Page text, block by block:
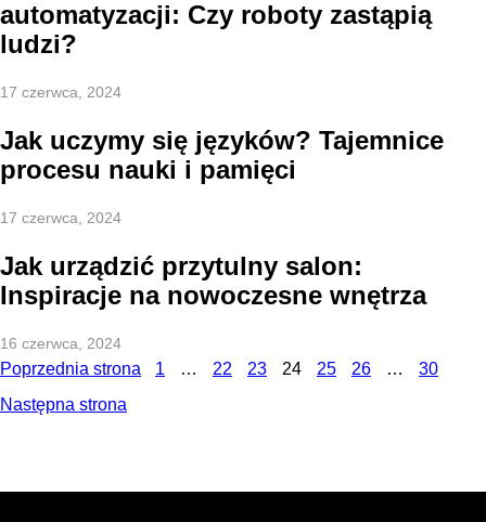
automatyzacji: Czy roboty zastąpią
ludzi?
17 czerwca, 2024
Jak uczymy się języków? Tajemnice
procesu nauki i pamięci
17 czerwca, 2024
Jak urządzić przytulny salon:
Inspiracje na nowoczesne wnętrza
16 czerwca, 2024
Poprzednia strona 1 … 22 23 24 25 26 …
30
Następna strona